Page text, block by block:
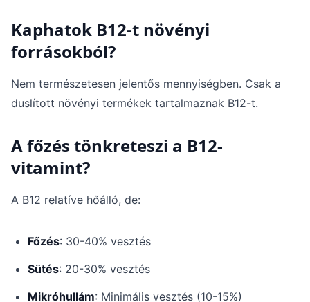
Kaphatok B12-t növényi
forrásokból?
Nem természetesen jelentős mennyiségben. Csak a
duslított növényi termékek tartalmaznak B12-t.
A főzés tönkreteszi a B12-
vitamint?
A B12 relatíve hőálló, de:
Főzés: 30-40% vesztés
Sütés: 20-30% vesztés
Mikróhullám: Minimális vesztés (10-15%)